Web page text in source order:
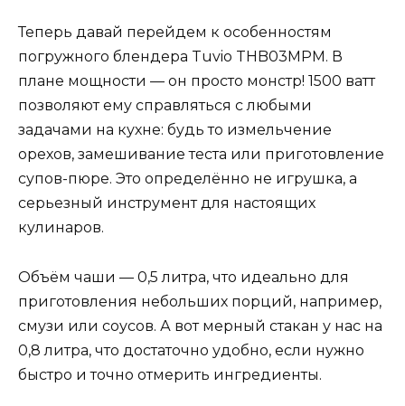
Теперь давай перейдем к особенностям
погружного блендера Tuvio THB03MPM. В
плане мощности — он просто монстр! 1500 ватт
позволяют ему справляться с любыми
задачами на кухне: будь то измельчение
орехов, замешивание теста или приготовление
супов-пюре. Это определённо не игрушка, а
серьезный инструмент для настоящих
кулинаров.
Объём чаши — 0,5 литра, что идеально для
приготовления небольших порций, например,
смузи или соусов. А вот мерный стакан у нас на
0,8 литра, что достаточно удобно, если нужно
быстро и точно отмерить ингредиенты.